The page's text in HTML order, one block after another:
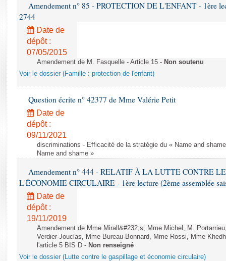
Amendement n° 85 - PROTECTION DE L'ENFANT - 1ère
2744
Date de
dépôt :
07/05/2015
Amendement de M. Fasquelle - Article 15 - Non soutenu
Voir le dossier (Famille : protection de l'enfant)
Question écrite n° 42377 de Mme Valérie Petit
Date de
dépôt :
09/11/2021
discriminations - Efficacité de la stratégie du « Name and
Name and shame »
Amendement n° 444 - RELATIF À LA LUTTE CONTRE
L'ÉCONOMIE CIRCULAIRE - 1ère lecture (2ème assemblée
Date de
dépôt :
19/11/2019
Amendement de Mme Mirall&#232;s, Mme Michel, M.
Verdier-Jouclas, Mme Bureau-Bonnard, Mme Rossi, Mme
l'article 5 BIS D - Non renseigné
Voir le dossier (Lutte contre le gaspillage et économie circulaire)